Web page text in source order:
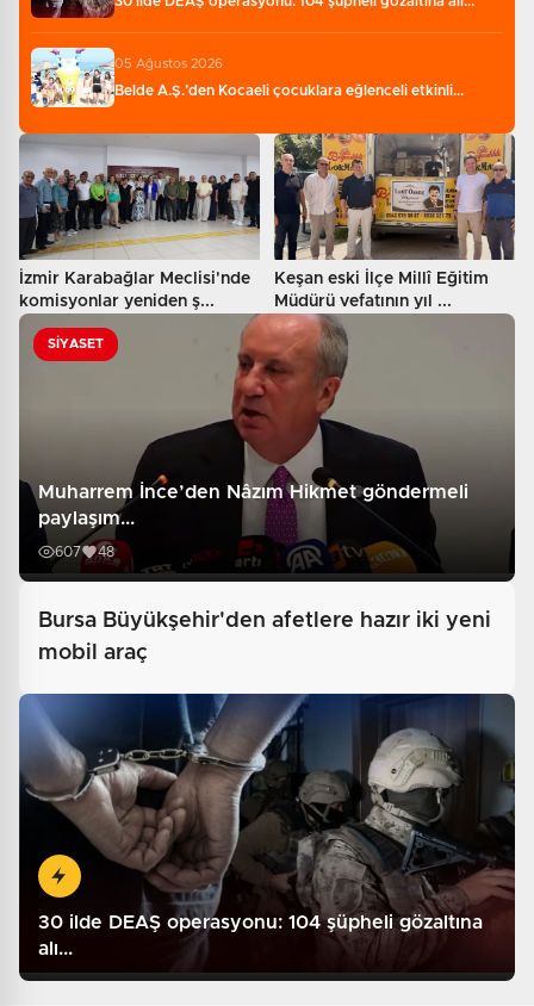
05 Ağustos 2026
Belde A.Ş.’den Kocaeli çocuklara eğlenceli etkinli...
İzmir Karabağlar Meclisi'nde
komisyonlar yeniden ş...
Keşan eski İlçe Millî Eğitim
Müdürü vefatının yıl ...
SİYASET
Muharrem İnce’den Nâzım Hikmet göndermeli
paylaşım...
607 48
Bursa Büyükşehir'den afetlere hazır iki yeni
mobil araç
30 ilde DEAŞ operasyonu: 104 şüpheli gözaltına
alı...